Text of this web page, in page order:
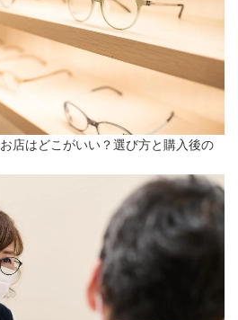
店はどこがいい？選び方と購入後の